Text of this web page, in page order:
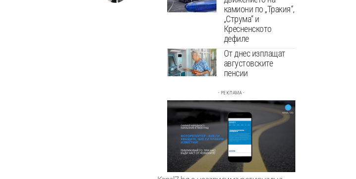
камиони по „Тракия“,
„Струма“ и
Кресненското
дефиле
От днес изплащат
августовските
пенсии
- РЕКЛАМА -